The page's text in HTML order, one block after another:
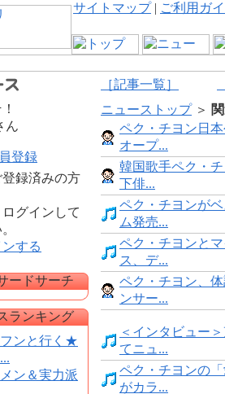
サイトマップ| ご利用ガ
［記事一覧］
ん
登録
録済みの方
グインして
ードサーチ
ランキング
ンと行く★
ン＆実力派
ニューストップ＞
ペク・チヨン日
オープ...
韓国歌手ペク・
下俳...
ペク・チヨンが
ム発売...
ペク・チヨンと
ス、デ...
ペク・チヨン、
ンサー...
＜インタビュー
てニュ...
ペク・チヨンの
がカラ...